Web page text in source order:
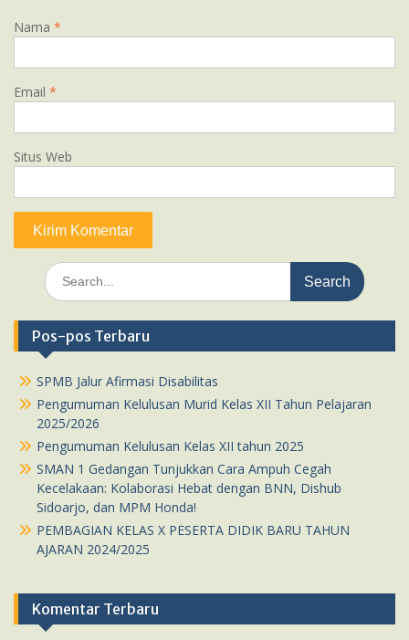
Nama *
Email *
Situs Web
Search
for:
Pos-pos Terbaru
SPMB Jalur Afirmasi Disabilitas
Pengumuman Kelulusan Murid Kelas XII Tahun Pelajaran
2025/2026
Pengumuman Kelulusan Kelas XII tahun 2025
SMAN 1 Gedangan Tunjukkan Cara Ampuh Cegah
Kecelakaan: Kolaborasi Hebat dengan BNN, Dishub
Sidoarjo, dan MPM Honda!
PEMBAGIAN KELAS X PESERTA DIDIK BARU TAHUN
AJARAN 2024/2025
Komentar Terbaru